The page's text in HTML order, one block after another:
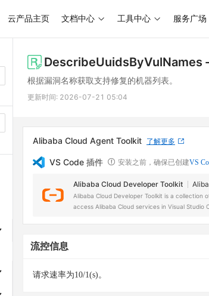
云产品主页 文档中心 工具中心 服务广场
DescribeUuidsByVulNames
根据漏洞名称获取支持修复的机器列表。
更新时间: 2026-07-21 05:04
Alibaba Cloud Agent Toolkit 了解更多
VS Code 插件 安装之前，确保已创建VS
Alibaba Cloud Developer Toolkit
Alibaba Cloud Developer Toolkit is a collection
access Alibaba Cloud services in Visual Studio
流控信息
请求速率为10/1(s)。